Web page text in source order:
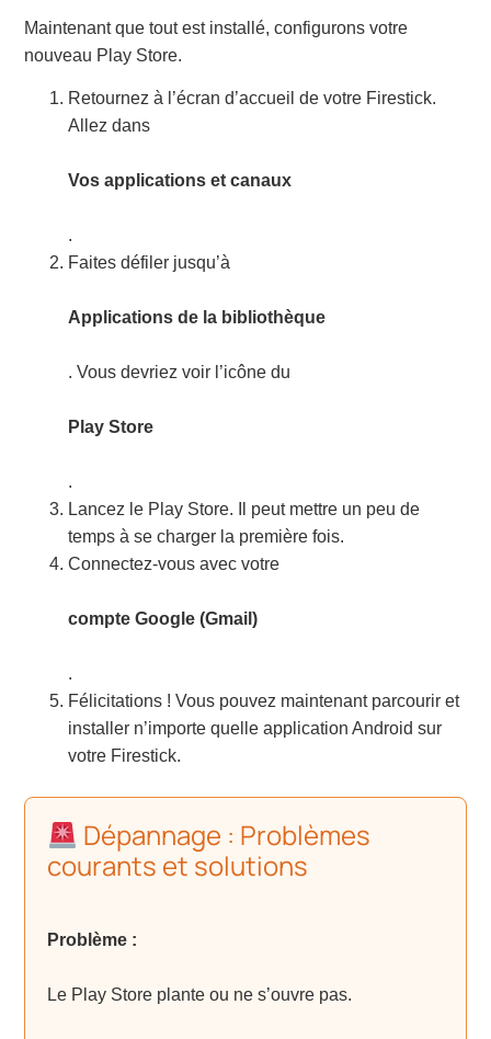
Maintenant que tout est installé, configurons votre
nouveau Play Store.
Retournez à l’écran d’accueil de votre Firestick.
Allez dans
Vos applications et canaux
.
Faites défiler jusqu’à
Applications de la bibliothèque
. Vous devriez voir l’icône du
Play Store
.
Lancez le Play Store. Il peut mettre un peu de
temps à se charger la première fois.
Connectez-vous avec votre
compte Google (Gmail)
.
Félicitations ! Vous pouvez maintenant parcourir et
installer n’importe quelle application Android sur
votre Firestick.
Dépannage : Problèmes
courants et solutions
Problème :
Le Play Store plante ou ne s’ouvre pas.